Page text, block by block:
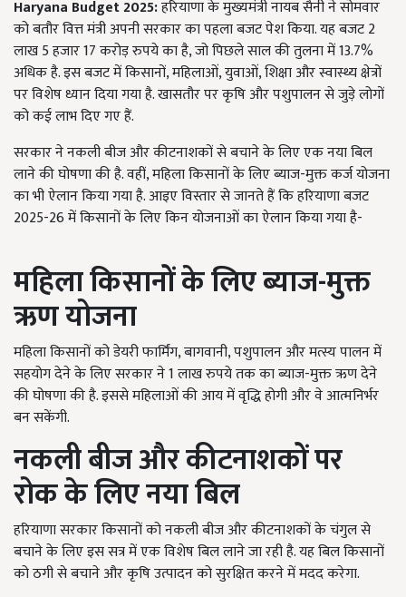
Haryana Budget 2025:हरियाणा के मुख्यमंत्री नायब सैनी ने सोमवार
को बतौर वित्त मंत्री अपनी सरकार का पहला बजट पेश किया. यह बजट2
लाख5हजार17करोड़ रुपये का है,जो पिछले साल की तुलना में13.7%
अधिक है. इस बजट में किसानों,महिलाओं,युवाओं,शिक्षा और स्वास्थ्य क्षेत्रों
पर विशेष ध्यान दिया गया है. खासतौर पर कृषि और पशुपालन से जुड़े लोगों
को कई लाभ दिए गए हैं.
सरकार ने नकली बीज और कीटनाशकों से बचाने के लिए एक नया बिल
लाने की घोषणा की है. वहीं,महिला किसानों के लिए ब्याज-मुक्त कर्ज योजना
का भी ऐलान किया गया है. आइए विस्तार से जानते हैं कि हरियाणा बजट
2025-26में किसानों के लिए किन योजनाओं का ऐलान किया गया है-
महिला किसानों के लिए ब्याज-मुक्त
ऋण योजना
महिला किसानों को डेयरी फार्मिंग,बागवानी,पशुपालन और मत्स्य पालन में
सहयोग देने के लिए सरकार ने1लाख रुपये तक का ब्याज-मुक्त ऋण देने
की घोषणा की है. इससे महिलाओं की आय में वृद्धि होगी और वे आत्मनिर्भर
बन सकेंगी.
नकली बीज और कीटनाशकों पर
रोक के लिए नया बिल
हरियाणा सरकार किसानों को नकली बीज और कीटनाशकों के चंगुल से
बचाने के लिए इस सत्र में एक विशेष बिल लाने जा रही है. यह बिल किसानों
को ठगी से बचाने और कृषि उत्पादन को सुरक्षित करने में मदद करेगा.